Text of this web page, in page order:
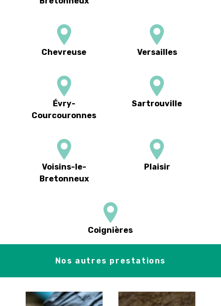
Chevreuse Versailles
Évry-
Courcouronnes
Sartrouville
Voisins-le-
Bretonneux
Plaisir
Coignières
Nos autres prestations